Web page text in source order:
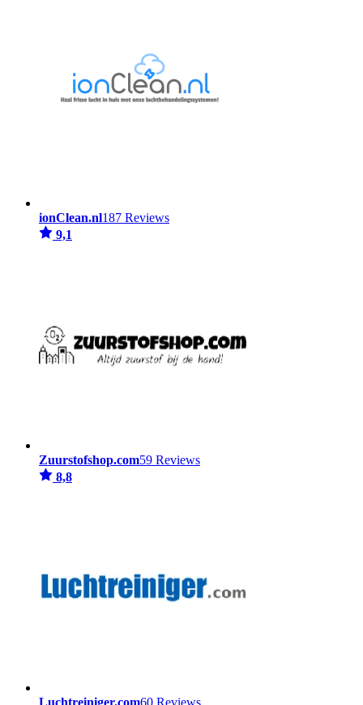
ionClean.nl187 Reviews
9,1
Zuurstofshop.com59 Reviews
8,8
Luchtreiniger.com60 Reviews